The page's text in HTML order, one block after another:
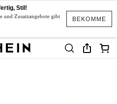
BEKOMME
Stil!
und Zusatzangebote gibt